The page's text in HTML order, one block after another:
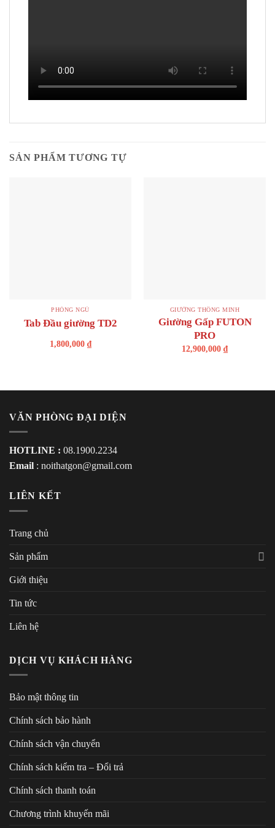
SẢN PHẨM TƯƠNG TỰ
PHÒNG NGỦ
Tab Đầu giường TD2
1,800,000 ₫
GIƯỜNG THÔNG MINH
Giường Gấp FUTON
PRO
12,900,000 ₫
VĂN PHÒNG ĐẠI DIỆN
HOTLINE : 08.1900.2234
Email : noithatgon@gmail.com
LIÊN KẾT
Trang chủ
Sản phẩm
Giới thiệu
Tin tức
Liên hệ
DỊCH VỤ KHÁCH HÀNG
Bảo mật thông tin
Chính sách bảo hành
Chính sách vận chuyển
Chính sách kiểm tra – Đổi trả
Chính sách thanh toán
Chương trình khuyến mãi